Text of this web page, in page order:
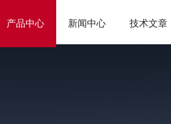
产品中心 新闻中心 技术文章